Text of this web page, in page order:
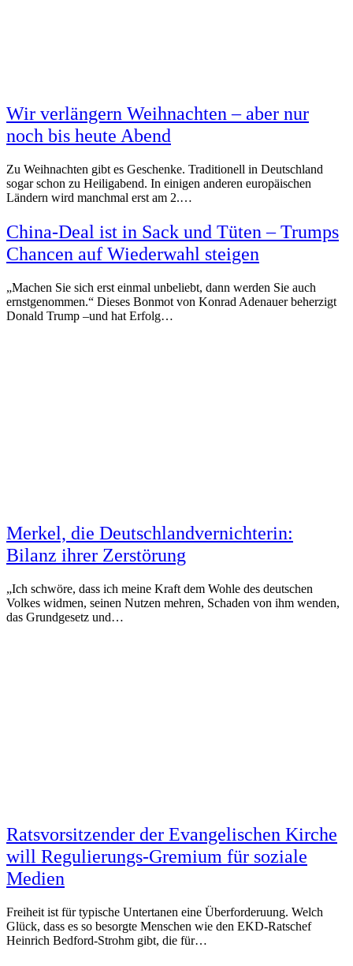
Wir verlängern Weihnachten – aber nur
noch bis heute Abend
Zu Weihnachten gibt es Geschenke. Traditionell in Deutschland
sogar schon zu Heiligabend. In einigen anderen europäischen
Ländern wird manchmal erst am 2.…
China-Deal ist in Sack und Tüten – Trumps
Chancen auf Wiederwahl steigen
„Machen Sie sich erst einmal unbeliebt, dann werden Sie auch
ernstgenommen.“ Dieses Bonmot von Konrad Adenauer beherzigt
Donald Trump –und hat Erfolg…
Merkel, die Deutschlandvernichterin:
Bilanz ihrer Zerstörung
„Ich schwöre, dass ich meine Kraft dem Wohle des deutschen
Volkes widmen, seinen Nutzen mehren, Schaden von ihm wenden,
das Grundgesetz und…
Ratsvorsitzender der Evangelischen Kirche
will Regulierungs-Gremium für soziale
Medien
Freiheit ist für typische Untertanen eine Überforderuung. Welch
Glück, dass es so besorgte Menschen wie den EKD-Ratschef
Heinrich Bedford-Strohm gibt, die für…